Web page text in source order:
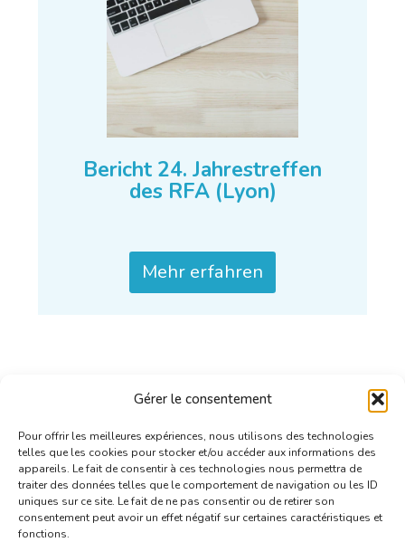
Gérer le consentement
Pour offrir les meilleures expériences, nous utilisons des technologies
telles que les cookies pour stocker et/ou accéder aux informations des
appareils. Le fait de consentir à ces technologies nous permettra de
traiter des données telles que le comportement de navigation ou les ID
uniques sur ce site. Le fait de ne pas consentir ou de retirer son
consentement peut avoir un effet négatif sur certaines caractéristiques et
fonctions.
Bericht 24. Jahrestreffen
des RFA (Lyon)
Mehr erfahren